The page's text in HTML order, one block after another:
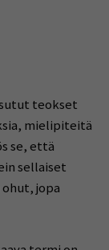
teokset
mielipiteitä
se, että
sellaiset
jopa